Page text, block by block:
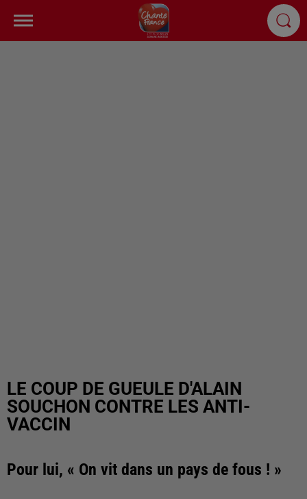
LE COUP DE GUEULE D'ALAIN
SOUCHON CONTRE LES ANTI-
VACCIN
Pour lui, « On vit dans un pays de fous ! »